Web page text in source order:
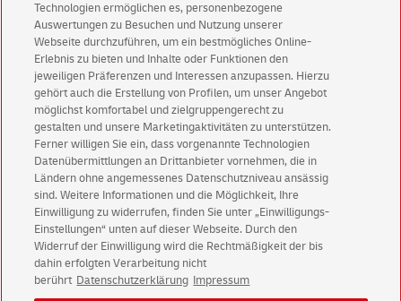
Immer informiert über exklusive Angebote und
Aktionen - jetzt mit Vorteil
Privatkundensichern sich einen5 € Gutschein
für POSTSCAN!
Geschäftskundenerhalten einen5 € Gutschein
für Briefmarke individuell!
Zur Newsletter-Anmeldung
© Sat Aug 08 13:54:57 CEST 2026 Deutsche Post AG
Impressum
Datenschutz
Technologien ermöglichen es, personenbezogene
Auswertungen zu Besuchen und Nutzung unserer
Webseite durchzuführen, um ein bestmögliches Online-
Erlebnis zu bieten und Inhalte oder Funktionen den
jeweiligen Präferenzen und Interessen anzupassen. Hierzu
gehört auch die Erstellung von Profilen, um unser Angebot
möglichst komfortabel und zielgruppengerecht zu
gestalten und unsere Marketingaktivitäten zu unterstützen.
Ferner willigen Sie ein, dass vorgenannte Technologien
Datenübermittlungen an Drittanbieter vornehmen, die in
Ländern ohne angemessenes Datenschutzniveau ansässig
sind. Weitere Informationen und die Möglichkeit, Ihre
Einwilligung zu widerrufen, finden Sie unter „Einwilligungs-
Einstellungen“ unten auf dieser Webseite. Durch den
Widerruf der Einwilligung wird die Rechtmäßigkeit der bis
dahin erfolgten Verarbeitung nicht
berührt Datenschutzerklärung Impressum